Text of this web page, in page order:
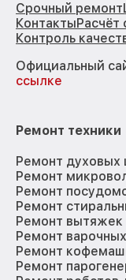
Срочный ремонт
КонтактыРасчёт
Контроль
Официальный
ссылке
Ремонт техники
Ремонт духовых
Ремонт
Ремонт
Ремонт
Ремонт вытяжек
Ремонт
Ремонт
Ремонт